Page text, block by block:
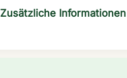
Zusätzliche Informationen